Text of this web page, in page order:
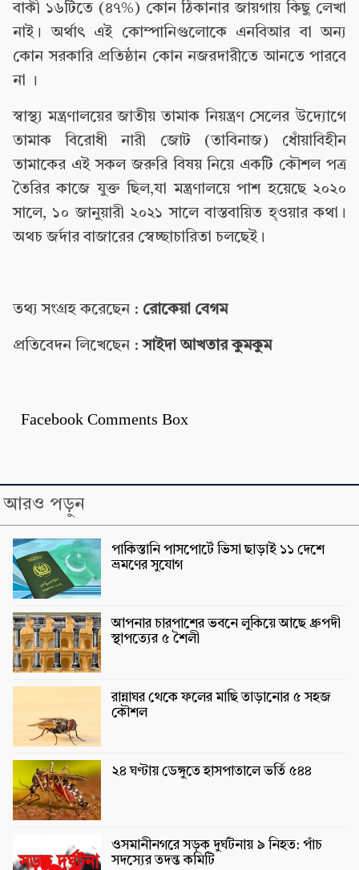
বাকী ১৬টিতে (৪৭%) কোন ঠিকানার জায়গায় কিছু লেখা
নাই। অর্থাৎ এই কোম্পানিগুলোকে এনবিআর বা অন্য
কোন সরকারি প্রতিষ্ঠান কোন নজরদারীতে আনতে পারবে
না ।
স্বাস্থ্য মন্ত্রণালয়ের জাতীয় তামাক নিয়ন্ত্রণ সেলের উদ্যোগে
তামাক বিরোধী নারী জোট (তাবিনাজ) ধোঁয়াবিহীন
তামাকের এই সকল জরুরি বিষয় নিয়ে একটি কৌশল পত্র
তৈরির কাজে যুক্ত ছিল,যা মন্ত্রণালয়ে পাশ হয়েছে ২০২০
সালে, ১০ জানুয়ারী ২০২১ সালে বাস্তবায়িত হ্ওয়ার কথা।
অথচ জর্দার বাজারের স্বেচ্ছাচারিতা চলছেই।
তথ্য সংগ্রহ করেছেন : রোকেয়া বেগম
প্রতিবেদন লিখেছেন : সাইদা আখতার কুমকুম
Facebook Comments Box
আরও পড়ুন
পাকিস্তানি পাসপোর্টে ভিসা ছাড়াই ১১ দেশে
ভ্রমণের সুযোগ
আপনার চারপাশের ভবনে লুকিয়ে আছে ধ্রুপদী
স্থাপত্যের ৫ শৈলী
রান্নাঘর থেকে ফলের মাছি তাড়ানোর ৫ সহজ
কৌশল
২৪ ঘণ্টায় ডেঙ্গুতে হাসপাতালে ভর্তি ৫৪৪
ওসমানীনগরে সড়ক দুর্ঘটনায় ৯ নিহত: পাঁচ
সদস্যের তদন্ত কমিটি